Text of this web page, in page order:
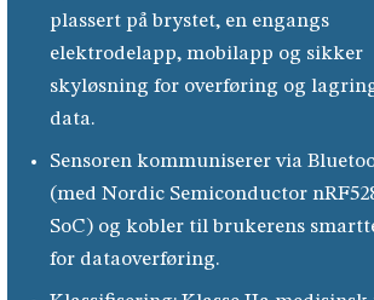
plassert på brystet, en engangs
elektrodelapp, mobilapp og sikker
skyløsning for overføring og
data.
Sensoren kommuniserer via
(med Nordic Semiconductor
SoC) og kobler til brukerens
for dataoverføring.